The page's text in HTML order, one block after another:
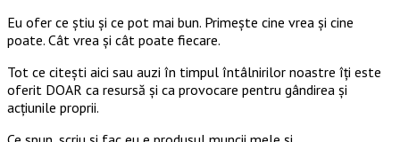
Eu ofer ce ştiu şi ce pot mai bun. Primeşte cine vrea şi cine
poate. Cât vrea şi cât poate fiecare.
Tot ce citești aici sau auzi în timpul întâlnirilor noastre îți este
oferit DOAR ca resursă şi ca provocare pentru gândirea și
acţiunile proprii.